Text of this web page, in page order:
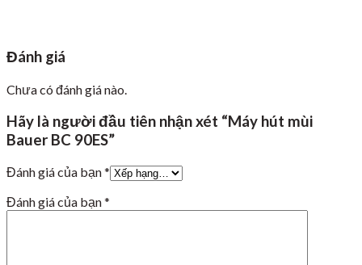
Đánh giá
Chưa có đánh giá nào.
Hãy là người đầu tiên nhận xét “Máy hút mùi
Bauer BC 90ES”
Đánh giá của bạn*
Đánh giá của bạn*